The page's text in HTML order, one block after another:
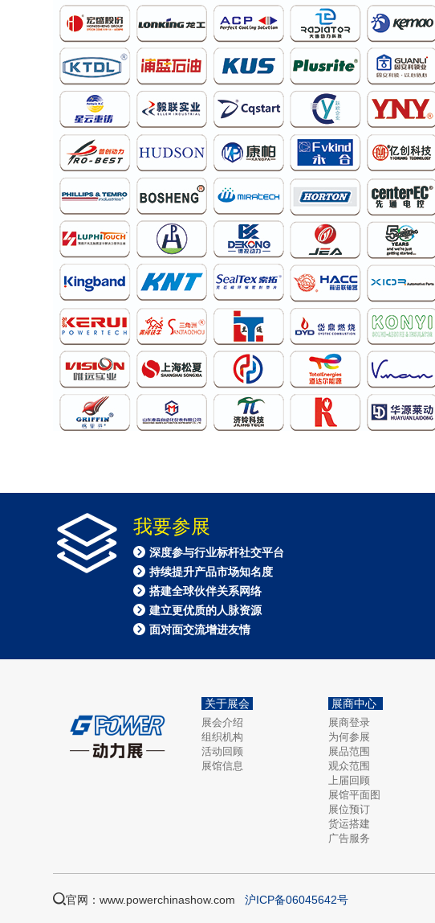
我要参展
深度参与行业标杆社交平台
持续提升产品市场知名度
搭建全球伙伴关系网络
建立更优质的人脉资源
面对面交流增进友情
关于展会 展商中心
展会介绍
组织机构
活动回顾
展馆信息
展商登录
为何参展
展品范围
观众范围
上届回顾
展馆平面图
展位预订
货运搭建
广告服务
官网：www.powerchinashow.com 沪ICP备06045642号